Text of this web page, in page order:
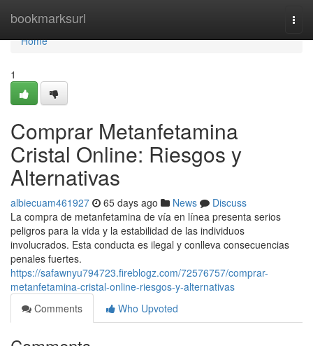
bookmarksurl
Home
Home
1
Comprar Metanfetamina
Cristal Online: Riesgos y
Alternativas
albiecuam461927 65 days ago News
Discuss
La compra de metanfetamina de vía en línea presenta serios
peligros para la vida y la estabilidad de las individuos
involucrados. Esta conducta es ilegal y conlleva consecuencias
penales fuertes.
https://safawnyu794723.fireblogz.com/72576757/comprar-
metanfetamina-cristal-online-riesgos-y-alternativas
Comments
Who Upvoted